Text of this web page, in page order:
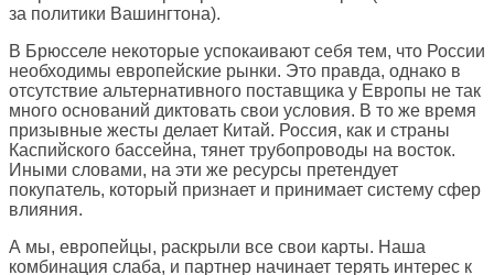
за политики Вашингтона).
В Брюсселе некоторые успокаивают себя тем, что России
необходимы европейские рынки. Это правда, однако в
отсутствие альтернативного поставщика у Европы не так
много оснований диктовать свои условия. В то же время
призывные жесты делает Китай. Россия, как и страны
Каспийского бассейна, тянет трубопроводы на восток.
Иными словами, на эти же ресурсы претендует
покупатель, который признает и принимает систему сфер
влияния.
А мы, европейцы, раскрыли все свои карты. Наша
комбинация слаба, и партнер начинает терять интерес к